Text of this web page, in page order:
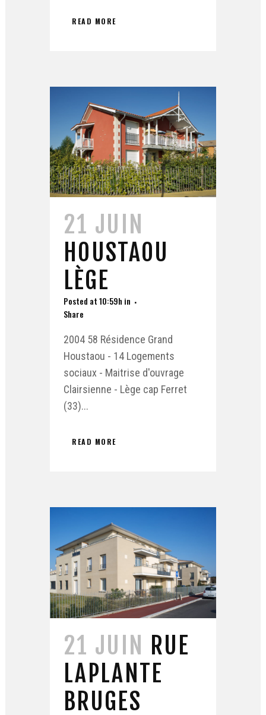
READ MORE
21 JUIN
HOUSTAOU
LÈGE
Posted at 10:59h in
Share
2004 58 Résidence Grand
Houstaou - 14 Logements
sociaux - Maitrise d'ouvrage
Clairsienne - Lège cap Ferret
(33)...
READ MORE
21 JUIN RUE
LAPLANTE
BRUGES